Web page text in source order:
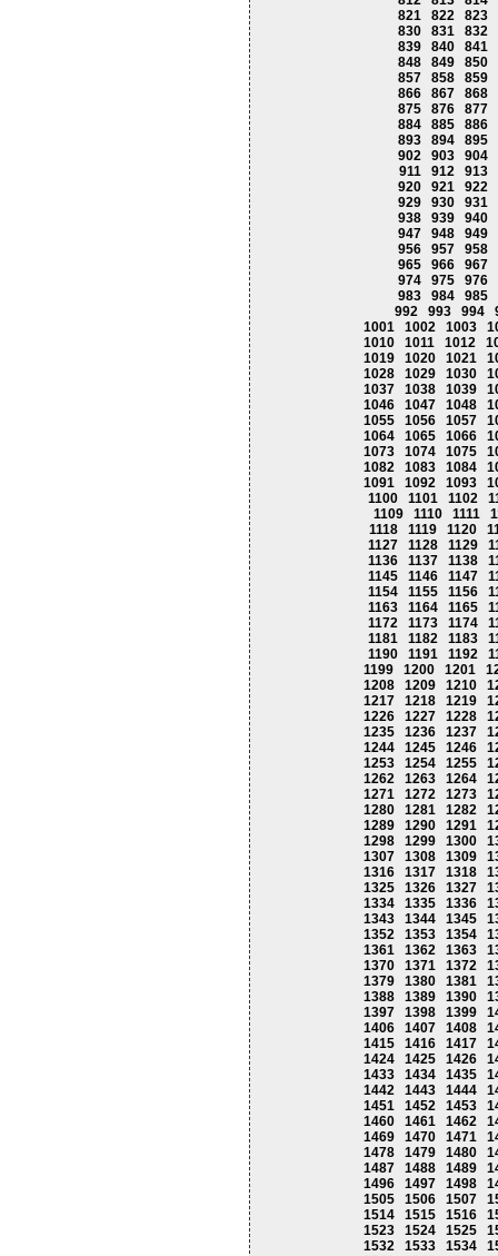
821
822
823
830
831
832
839
840
841
848
849
850
857
858
859
866
867
868
875
876
877
884
885
886
893
894
895
902
903
904
911
912 913
920
921
922
929
930
931
938
939
940
947
948
949
956
957
958
965
966
967
974
975
976
983
984
985
992
993 994
1001
1002 1003
1010
1011 1012
1019
1020 1021
1028
1029 1030
1037
1038 1039
1046
1047 1048
1055
1056 1057
1064
1065 1066
1073
1074 1075
1082
1083 1084
1091
1092 1093
1100
1101 1102
1109
1110 1111
1118
1119 1120
1127
1128 1129
1136
1137 1138
1145
1146 1147
1154
1155 1156
1163
1164 1165
1172
1173 1174
1181
1182 1183
1190
1191 1192
1199
1200 1201
1208
1209 1210
1217
1218 1219
1226
1227 1228
1235
1236 1237
1244
1245 1246
1253
1254 1255
1262
1263 1264
1271
1272 1273
1280
1281 1282
1289
1290 1291
1298
1299 1300
1307
1308 1309
1316
1317 1318
1325
1326 1327
1334
1335 1336
1343
1344 1345
1352
1353 1354
1361
1362 1363
1370
1371 1372
1379
1380 1381
1388
1389 1390
1397
1398 1399
1406
1407 1408
1415
1416 1417
1424
1425 1426
1433
1434 1435
1442
1443 1444
1451
1452 1453
1460
1461 1462
1469
1470 1471
1478
1479 1480
1487
1488 1489
1496
1497 1498
1505
1506 1507
1514
1515 1516
1523
1524 1525
1532
1533 1534